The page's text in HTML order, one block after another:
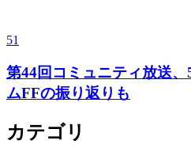
51
第44回コミュニティ放送
ムFFの振り返りも
カテゴリ